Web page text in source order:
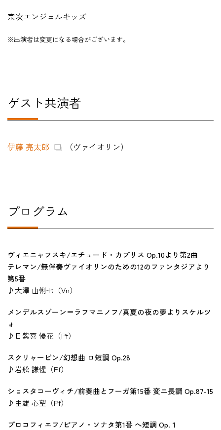
宗次エンジェルキッズ
※出演者は変更になる場合がございます。
ゲスト共演者
伊藤 亮太郎 （ヴァイオリン）
プログラム
ヴィエニャフスキ/エチュード・カプリス Op.10より第2曲
テレマン/無伴奏ヴァイオリンのための12のファンタジアより
第5番
♪大澤 由俐七（Vn）
メンデルスゾーン＝ラフマニノフ/真夏の夜の夢よりスケルツ
ォ
♪日紫喜 優花（Pf）
スクリャービン/幻想曲 ロ短調 Op.28
♪岩舩 謙惺（Pf）
ショスタコーヴィチ/前奏曲とフーガ第15番 変ニ長調 Op.87-15
♪由雄 心望（Pf）
プロコフィエフ/ピアノ・ソナタ第1番 へ短調 Op.１